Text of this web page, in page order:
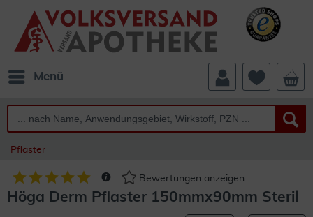
Menü
Pflaster
Bewertungen anzeigen
Höga Derm Pflaster 150mmx90mm Steril